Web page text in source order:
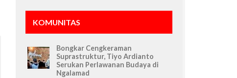
KOMUNITAS
Bongkar Cengkeraman
Suprastruktur, Tiyo Ardianto
Serukan Perlawanan Budaya di
Ngalamad